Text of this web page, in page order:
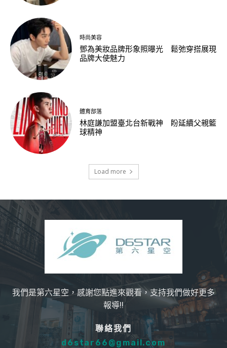
時尚美容
鄧為美妝品牌形象照曝光 鬆弛穿搭展現
品牌大使魅力
體育部落
林庭謙加盟臺北台新戰神 盼延續父親籃
球精神
Load more
我們是第六星空，感謝您點進來觀看，支持我們做好更多
報導!!
聯絡我們
d6star66@gmail.com